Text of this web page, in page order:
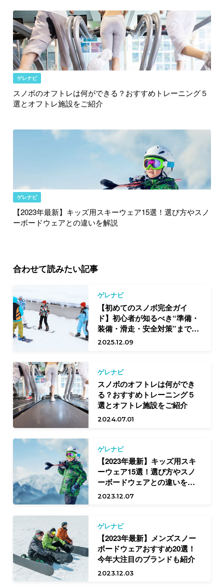
ゲレナビ
スノボのオフトレは何ができる？おすすめトレーニング５
選とオフトレ施設をご紹介
ゲレナビ
【2023年最新】キッズ用スキーウェア15選！選び方やスノ
ーボードウェアとの違いを解説
合わせて読みたい記事
ゲレナビ
【初めてのスノボ完全ガイ
ド】初心者が知るべき“準備・
装備・滑走・安全対策”まで徹
底ガイド
2025.12.09
ゲレナビ
スノボのオフトレは何ができ
る？おすすめトレーニング５
選とオフトレ施設をご紹介
2024.07.01
ゲレナビ
【2023年最新】キッズ用スキ
ーウェア15選！選び方やスノ
ーボードウェアとの違いを解
説
2023.12.07
ゲレナビ
【2023年最新】メンズスノー
ボードウェアおすすめ20選！
今年大注目のブランドも紹介
2023.12.03